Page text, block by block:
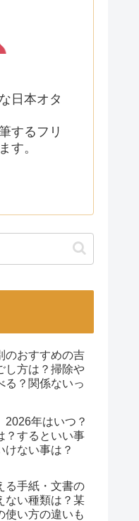
日本オタ
するフリ
す。
のおすすめの吉
し方は？掃除や
る？関係ないっ
2026年はいつ？
？するといい事
けない事は？
る手紙・文書の
ない種類は？某
使い方の違いも